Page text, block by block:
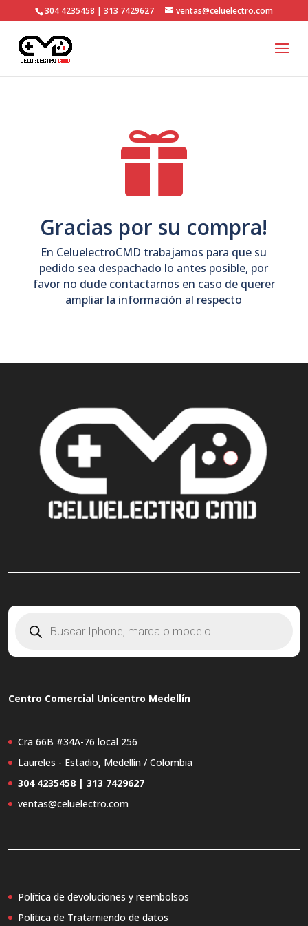
304 4235458 | 313 7429627 ventas@celuelectro.com

Gracias por su compra!
En CeluelectroCMD trabajamos para que su
pedido sea despachado lo antes posible, por
favor no dude contactarnos en caso de querer
ampliar la información al respecto
Centro Comercial Unicentro Medellín
Cra 66B #34A-76 local 256
Laureles - Estadio, Medellín / Colombia
304 4235458 | 313 7429627
ventas@celuelectro.com
Política de devoluciones y reembolsos
Política de Tratamiendo de datos